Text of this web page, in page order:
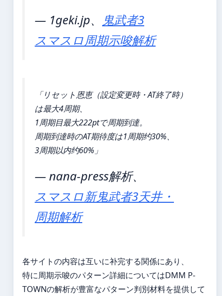
— 1geki.jp、
鬼武者3
スマスロ周期示唆解析
「リセット恩恵（設定変更時・AT終了時）
は最大4周期、
1周期目最大222ptで周期到達。
周期到達時のAT期待度は1周期约30%、
3周期以内约60%」
— nana-press解析、
スマスロ新鬼武者3天井・
周期解析
各サイトの内容は互いに补完する関係にあり、
特に周期示唆のパターン詳細についてはDMM P-
TOWNの解析が豊富なパターン判別材料を提供して